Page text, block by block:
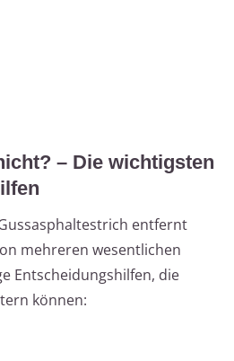
– Die wichtigsten
entfernt
mehreren wesentlichen
Entscheidungshilfen, die
können: